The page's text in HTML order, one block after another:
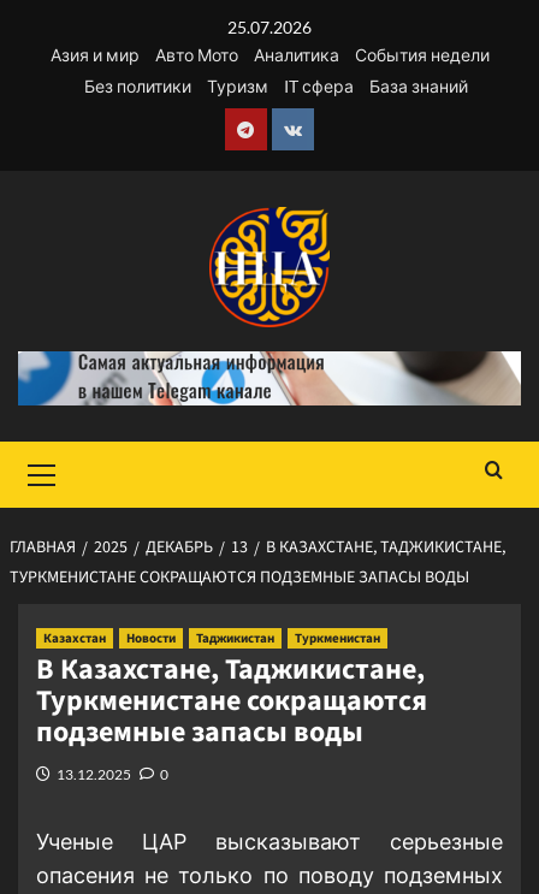
содержимому
25.07.2026
Азия и мир
Авто Мото Аналитика
События недели
Без политики
Туризм IT сфера База знаний
Telegram
VK
меню
ГЛАВНАЯ 2025 ДЕКАБРЬ 13
В КАЗАХСТАНЕ, ТАДЖИКИСТАНЕ,
ТУРКМЕНИСТАНЕ СОКРАЩАЮТСЯ ПОДЗЕМНЫЕ ЗАПАСЫ ВОДЫ
Казахстан Новости Таджикистан Туркменистан
В Казахстане, Таджикистане,
Туркменистане сокращаются
подземные запасы воды
13.12.2025 0
Ученые ЦАР высказывают серьезные
опасения не только по поводу подземных